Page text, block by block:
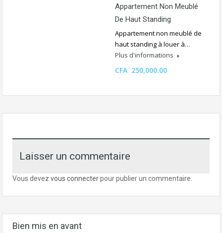
Appartement Non Meublé
De Haut Standing
Appartement non meublé de
haut standing à louer à…
Plus d'informations
CFA 250,000.00
Laisser un commentaire
Vous devez vous connecterpour publier un commentaire.
Bien mis en avant